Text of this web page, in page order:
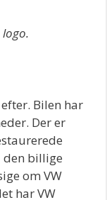
Bilen har
Der er
den billige
om VW
har VW